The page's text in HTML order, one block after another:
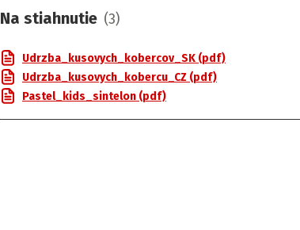
Na stiahnutie (3)
Udrzba_kusovych_kobercov_SK (pdf)
Udrzba_kusovych_kobercu_CZ (pdf)
Pastel_kids_sintelon (pdf)